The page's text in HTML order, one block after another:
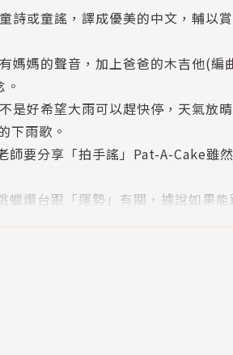
詩或童謠，譯成優美的中文，輔以
媽媽的聲音，加上爸爸的木吉他(編
是好希望大雨可以趕快停，天氣放
下雨歌。
要分享「拍手謠」Pat-A-Cake雖
燭台跟「運勢」有關，據說如果能
們想像一下貓咪拉小提琴、母牛跳
子了解早期歐洲人常吃豌豆粥的原
古老時鐘有關的唸謠，讓大小朋友